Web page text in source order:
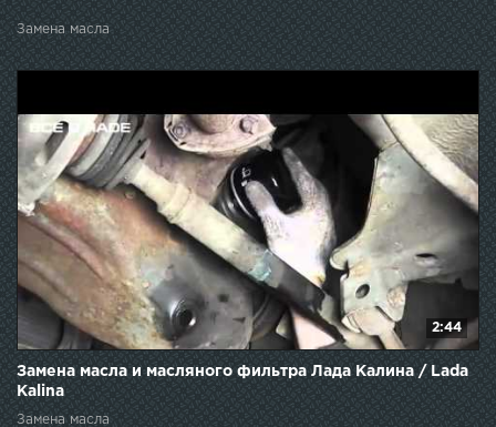
Замена масла
2:44
Замена масла и масляного фильтра Лада Калина / Lada
Kalina
Замена масла